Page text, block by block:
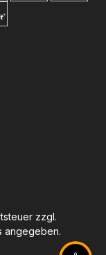
zzgl.
angegeben.